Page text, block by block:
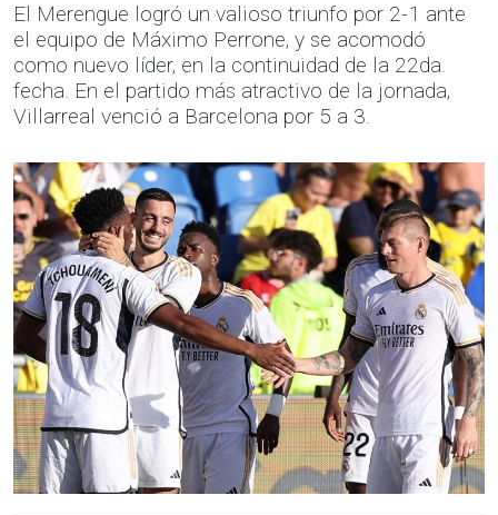
El Merengue logró un valioso triunfo por 2-1 ante
el equipo de Máximo Perrone, y se acomodó
como nuevo líder, en la continuidad de la 22da.
fecha. En el partido más atractivo de la jornada,
Villarreal venció a Barcelona por 5 a 3.